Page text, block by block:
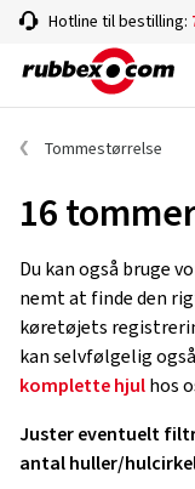
Hotline til bestilling:
Tommestørrelse
16
Du kan også bruge
nemt at finde den
køretøjets
kan selvfølgelig
komplette hjulhos
Juster eventuelt
antal huller/